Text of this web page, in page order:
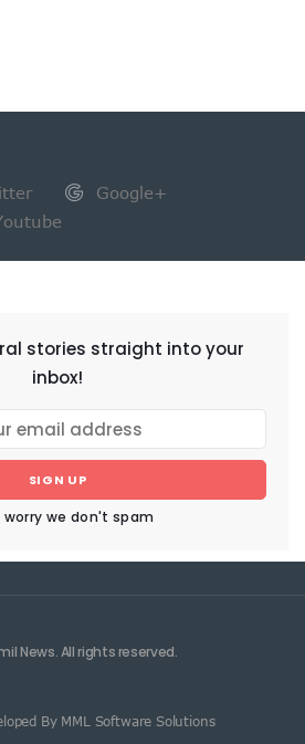
Google+
stories straight into your
inbox!
SIGN UP
we don't spam
News. All rights reserved.
By MML Software Solutions